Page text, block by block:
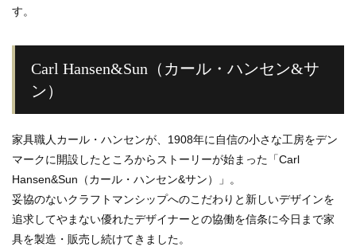
す。
Carl Hansen&Sun（カール・ハンセン&サ
ン）
家具職人カール・ハンセンが、1908年に自信の小さな工房をデン
マークに開設したところからストーリーが始まった「Carl
Hansen&Sun（カール・ハンセン&サン）」。
妥協のないクラフトマンシップへのこだわりと新しいデザインを
追求してやまない優れたデザイナーとの協働を信条に今日まで家
具を製造・販売し続けてきました。